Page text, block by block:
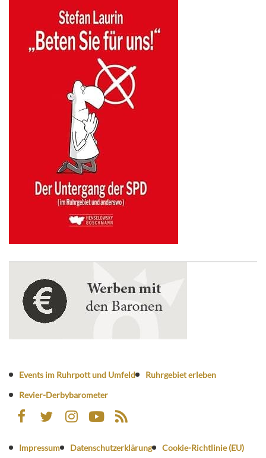
Events im Ruhrpott und Umfeld
Ruhrgebiet erleben
Revier-Derbybarometer
Impressum Datenschutzerklärung Cookie-Richtlinie (EU)